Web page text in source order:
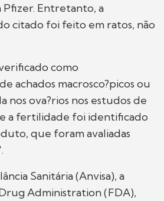
Entretanto, a
citado foi feito em ratos, não
como
achados macrosco?picos ou
nos ova?rios nos estudos de
a fertilidade foi identificado
que foram avaliadas
Sanitária (Anvisa), a
Administration (FDA),